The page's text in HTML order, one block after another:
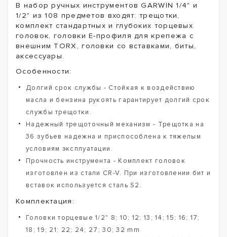
В набор ручных инструментов GARWIN 1/4" и
1/2" из 108 предметов входят: трещотки,
комплект стандартных и глубоких торцевых
головок, головки Е-профиля для крепежа с
внешним TORX, головки со вставками, биты,
аксессуары.
Особенности:
Долгий срок службы - Стойкая к воздействию
масла и бензина рукоять гарантирует долгий срок
службы трещотки.
Надежный трещоточный механизм - Трещотка на
36 зубьев надежна и приспособлена к тяжелым
условиям эксплуатации.
Прочность инструмента - Комплект головок
изготовлен из стали CR-V. При изготовлении бит и
вставок используется сталь S2.
Комплектация:
Головки торцевые 1/2" 8; 10; 12; 13; 14; 15; 16; 17;
18; 19; 21; 22; 24; 27; 30; 32 mm